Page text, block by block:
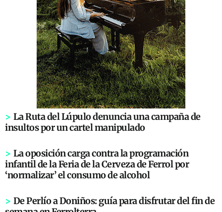
> La Ruta del Lúpulo denuncia una campaña de
insultos por un cartel manipulado
> La oposición carga contra la programación
infantil de la Feria de la Cerveza de Ferrol por
‘normalizar’ el consumo de alcohol
> De Perlío a Doniños: guía para disfrutar del fin de